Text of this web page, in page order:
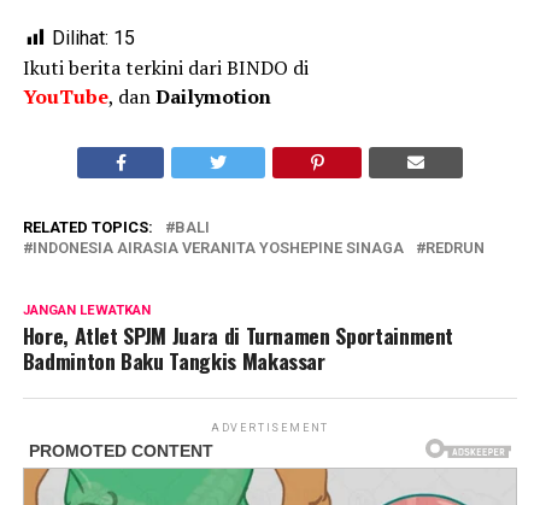
Dilihat: 15
Ikuti berita terkini dari BINDO di
YouTube, danDailymotion
RELATED TOPICS:
BALI
INDONESIA AIRASIA VERANITA YOSHEPINE SINAGA
REDRUN
JANGAN LEWATKAN
Hore, Atlet SPJM Juara di Turnamen Sportainment
Badminton Baku Tangkis Makassar
ADVERTISEMENT